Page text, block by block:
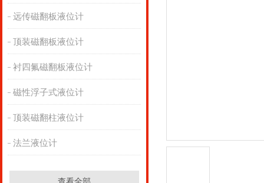
远传磁翻板液位计
顶装磁翻板液位计
衬四氟磁翻板液位计
磁性浮子式液位计
顶装磁翻柱液位计
法兰液位计